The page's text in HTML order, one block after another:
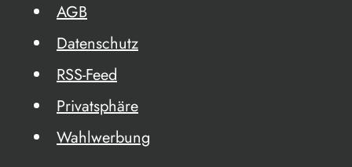
AGB
Datenschutz
RSS-Feed
Privatsphäre
Wahlwerbung